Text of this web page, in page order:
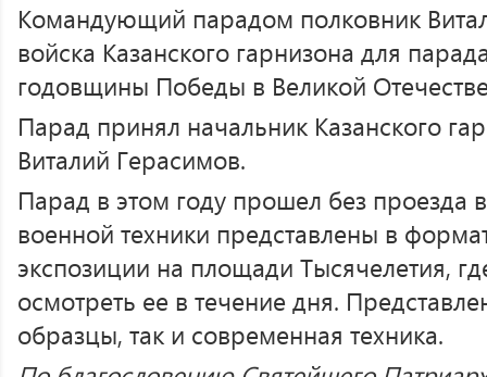
Командующий парадом полковник
войска Казанского гарнизона для
годовщины Победы в Великой
Парад принял начальник Казанского
Виталий Герасимов.
Парад в этом году прошел без проезда
военной техники представлены в
экспозиции на площади Тысячелетия,
осмотреть ее в течение дня.
образцы, так и современная техника.